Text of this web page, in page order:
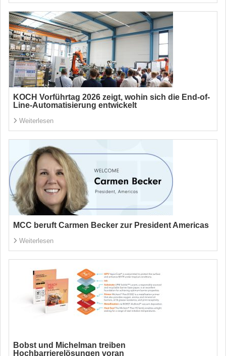
KOCH Vorführtag 2026 zeigt, wohin sich die End-of-
Line-Automatisierung entwickelt
Weiterlesen
MCC beruft Carmen Becker zur President Americas
Weiterlesen
Bobst und Michelman treiben
Hochbarrierelösungen voran